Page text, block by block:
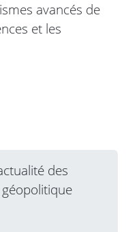
avancés de
et les
des